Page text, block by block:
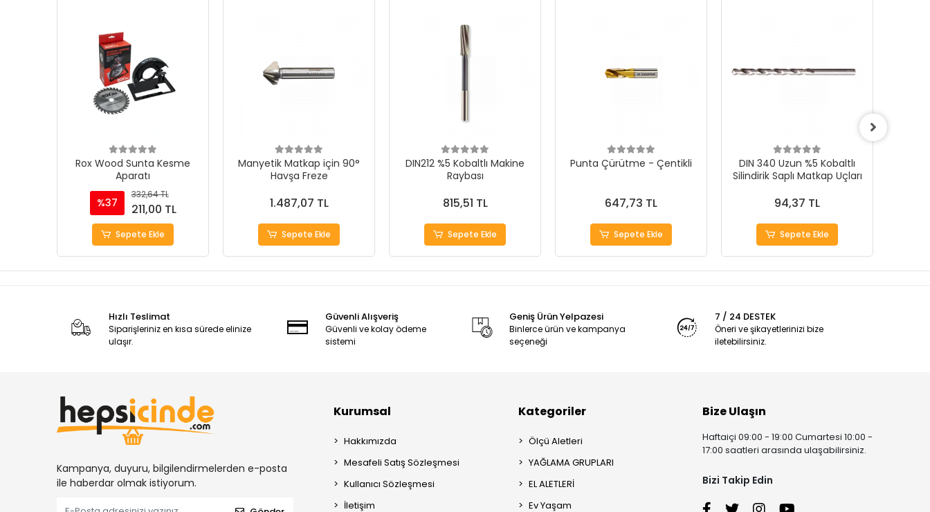
Rox Wood Sunta Kesme
Aparatı
%37
332,64 TL
211,00 TL
Sepete Ekle
Manyetik Matkap için 90°
Havşa Freze
1.487,07 TL
Sepete Ekle
DIN212 %5 Kobaltlı Makine
Raybası
815,51 TL
Sepete Ekle
Punta Çürütme - Çentikli
647,73 TL
Sepete Ekle
DIN 340 Uzun %5 Kobaltlı
Silindirik Saplı Matkap Uçları
94,37 TL
Sepete Ekle
Hızlı Teslimat
Siparişleriniz en kısa sürede elinize
ulaşır.
Güvenli Alışveriş
Güvenli ve kolay ödeme
sistemi
Geniş Ürün Yelpazesi
Binlerce ürün ve kampanya
seçeneği
7 / 24 DESTEK
Öneri ve şikayetlerinizi bize
iletebilirsiniz.
Kampanya, duyuru, bilgilendirmelerden e-posta
ile haberdar olmak istiyorum.
Kurumsal
Hakkımızda
Mesafeli Satış Sözleşmesi
Kullanıcı Sözleşmesi
İletişim
Kategoriler
Ölçü Aletleri
YAĞLAMA GRUPLARI
EL ALETLERİ
Ev Yaşam
Bize Ulaşın
Haftaiçi 09:00 - 19:00 Cumartesi 10:00 -
17:00 saatleri arasında ulaşabilirsiniz.
Bizi Takip Edin